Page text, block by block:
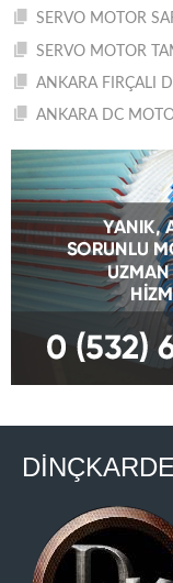
SERVO MOTOR
SERVO MOTOR
ANKARA FIRÇALI
ANKARA DC